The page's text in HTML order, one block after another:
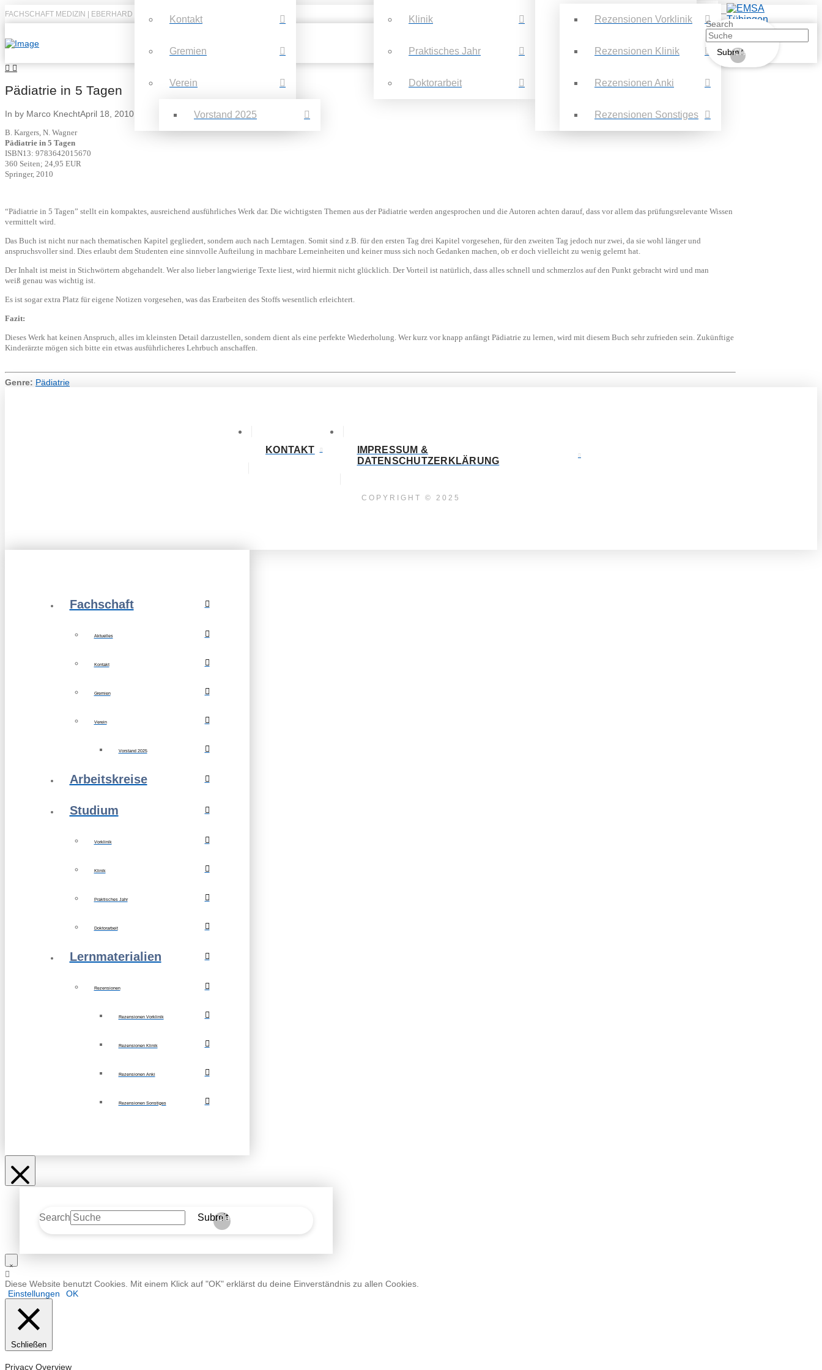
FACHSCHAFT MEDIZIN | EBERHARD KARLS UNIVERSITÄT TÜBINGEN
Kontakt
Gremien
Verein
Vorstand 2025
Klinik
Praktisches Jahr
Doktorarbeit
Rezensionen Vorklinik
Rezensionen Klinik
Rezensionen Anki
Rezensionen Sonstiges
Search
Submit
Clear
Pädiatrie in 5 Tagen
In by Marco KnechtApril 18, 2010
B. Kargers, N. Wagner
Pädiatrie in 5 Tagen
ISBN13: 9783642015670
360 Seiten; 24,95 EUR
Springer, 2010
“Pädiatrie in 5 Tagen” stellt ein kompaktes, ausreichend ausführliches Werk dar. Die wichtigsten Themen aus der Pädiatrie werden angesprochen und die Autoren achten darauf, dass vor allem das prüfungsrelevante Wissen
vermittelt wird.
Das Buch ist nicht nur nach thematischen Kapitel gegliedert, sondern auch nach Lerntagen. Somit sind z.B. für den ersten Tag drei Kapitel vorgesehen, für den zweiten Tag jedoch nur zwei, da sie wohl länger und
anspruchsvoller sind. Dies erlaubt dem Studenten eine sinnvolle Aufteilung in machbare Lerneinheiten und keiner muss sich noch Gedanken machen, ob er doch vielleicht zu wenig gelernt hat.
Der Inhalt ist meist in Stichwörtern abgehandelt. Wer also lieber langwierige Texte liest, wird hiermit nicht glücklich. Der Vorteil ist natürlich, dass alles schnell und schmerzlos auf den Punkt gebracht wird und man
weiß genau was wichtig ist.
Es ist sogar extra Platz für eigene Notizen vorgesehen, was das Erarbeiten des Stoffs wesentlich erleichtert.
Fazit:
Dieses Werk hat keinen Anspruch, alles im kleinsten Detail darzustellen, sondern dient als eine perfekte Wiederholung. Wer kurz vor knapp anfängt Pädiatrie zu lernen, wird mit diesem Buch sehr zufrieden sein. Zukünftige
Kinderärzte mögen sich bitte ein etwas ausführlicheres Lehrbuch anschaffen.
Genre: Pädiatrie
KONTAKT
IMPRESSUM &
DATENSCHUTZERKLÄRUNG
COPYRIGHT © 2025
Fachschaft
Aktuelles
Kontakt
Gremien
Verein
Vorstand 2025
Arbeitskreise
Studium
Vorklinik
Klinik
Praktisches Jahr
Doktorarbeit
Lernmaterialien
Rezensionen
Rezensionen Vorklinik
Rezensionen Klinik
Rezensionen Anki
Rezensionen Sonstiges
Search Submit
Clear
Diese Website benutzt Cookies. Mit einem Klick auf "OK" erklärst du deine Einverständnis zu allen Cookies.
Einstellungen
OK
Schließen
Privacy Overview